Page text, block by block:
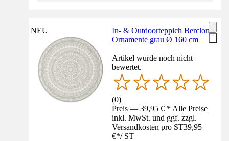
NEU
In- & Outdoorteppich Berclon
Ornamente grau Ø 160 cm
Artikel wurde noch nicht
bewertet.
(0)
Preis — 39,95 € * Alle Preise
inkl. MwSt. und ggf. zzgl.
Versandkosten pro ST39,95
€*/ ST